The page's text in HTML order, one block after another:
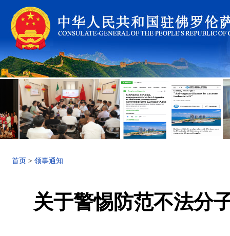
首页 > 领事通知
关于警惕防范不法分